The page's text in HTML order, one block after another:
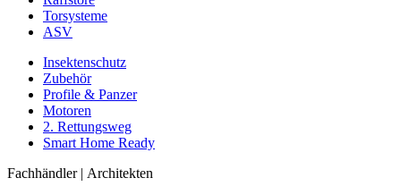
Torsysteme
ASV
Insektenschutz
Zubehör
Profile & Panzer
Motoren
2. Rettungsweg
Smart Home Ready
Fachhändler | Architekten